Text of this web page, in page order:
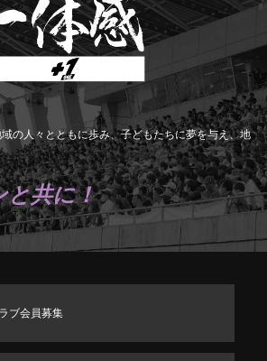
の人々とともに歩み、子どもたちに夢を与え、地
と共に！
ブ会員募集